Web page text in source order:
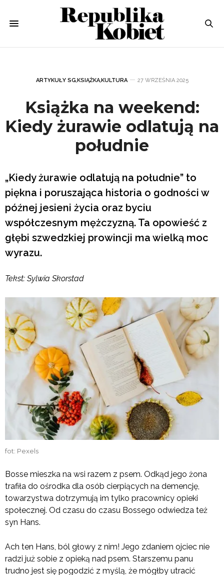
ARTYKUŁY SG,KSIĄŻKA,KULTURA 27 WRZEŚNIA 2025
Książka na weekend:
Kiedy żurawie odlatują na
południe
„Kiedy żurawie odlatują na południe” to
piękna i poruszająca historia o godności w
późnej jesieni życia oraz byciu
współczesnym mężczyzną. Ta opowieść z
głębi szwedzkiej prowincji ma wielką moc
wyrazu.
Tekst: Sylwia Skorstad
fot: Pexels
Bosse mieszka na wsi razem z psem. Odkąd jego żona
trafiła do ośrodka dla osób cierpiących na demencję,
towarzystwa dotrzymują im tylko pracownicy opieki
społecznej. Od czasu do czasu Bossego odwiedza też
syn Hans.
Ach ten Hans, ból głowy z nim! Jego zdaniem ojciec nie
radzi już sobie z opieką nad psem. Starszemu panu
trudno jest się pogodzić z myślą, że mógłby utracić